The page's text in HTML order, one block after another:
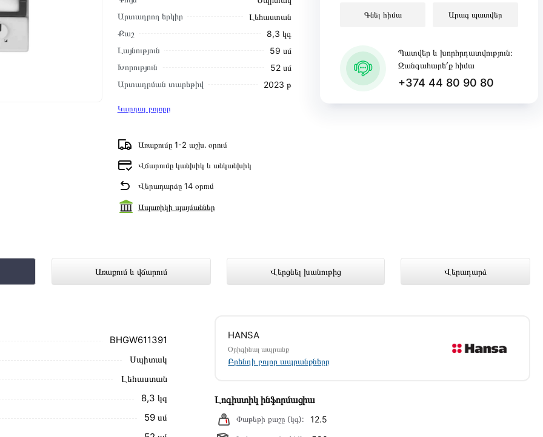
Արտադրող երկիր
Լեհաստան
Քաշ
8,3 կգ
Լայնություն
59 սմ
Խորություն
52 սմ
Արտադրման տարեթիվ
2023 թ
Կարդալ բոլորը
Առաքումը 1-2 աշխ․ օրում
Վճարումը կանխիկ և անկանխիկ
Վերադարձը 14 օրում
Ապառիկի պայմաններ
Գնել հիմա Արագ պատվեր
Պատվեր և խորհրդատվություն։
Զանգահարե՛ք հիմա
+374 44 80 90 80
Առաքում և վճարում Վերցնել խանութից Վերադարձ
ներկայացված է Technomix առցանց խանութում լավագույն գնով
առաքման և վճարման պայմանները
հետ՝ համաձայնեցնելու առաքման
BHGW611391
Սպիտակ
Լեհաստան
8,3 կգ
59 սմ
HANSA
Օրիգինալ ապրանք
Բրենդի բոլոր ապրանքները
Լոգիստիկ ինֆորմացիա
Փաթեթի քաշը (կգ): 12.5